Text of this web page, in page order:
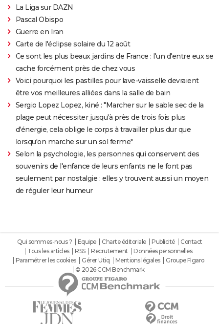
La Liga sur DAZN
Pascal Obispo
Guerre en Iran
Carte de l'éclipse solaire du 12 août
Ce sont les plus beaux jardins de France : l'un d'entre eux se
cache forcément près de chez vous
Voici pourquoi les pastilles pour lave-vaisselle devraient
être vos meilleures alliées dans la salle de bain
Sergio Lopez Lopez, kiné : "Marcher sur le sable sec de la
plage peut nécessiter jusqu'à près de trois fois plus
d'énergie, cela oblige le corps à travailler plus dur que
lorsqu'on marche sur un sol ferme"
Selon la psychologie, les personnes qui conservent des
souvenirs de l'enfance de leurs enfants ne le font pas
seulement par nostalgie : elles y trouvent aussi un moyen
de réguler leur humeur
Qui sommes-nous ? Equipe Charte éditoriale Publicité
Contact
Tous les articles
RSS Recrutement
Données personnelles
Paramétrer les cookies
Gérer Utiq Mentions légales
Groupe Figaro
© 2026 CCM Benchmark